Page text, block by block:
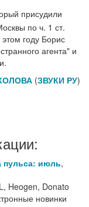
присудили
по ч. 1 ст.
году Борис
агента" и
(ЗВУКИ РУ)
пульса: июль,
Heogen, Donato
новинки